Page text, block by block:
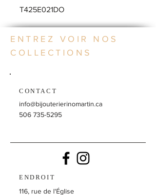
T425E021DO
ENTREZ VOIR NOS
COLLECTIONS
CONTACT
info@bijouterierinomartin.ca
506 735-5295
ENDROIT
116, rue de l'Église